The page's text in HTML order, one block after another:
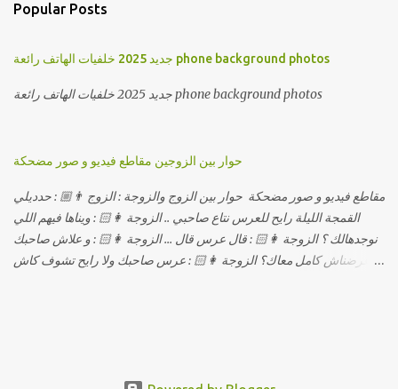
Popular Posts
جديد 2025 خلفيات الهاتف رائعة phone background photos
جديد 2025 خلفيات الهاتف رائعة phone background photos
حوار بين الزوجين مقاطع فيديو و صور مضحكة
مقاطع فيديو و صور مضحكة حوار بين الزوج والزوجة : الزوج 👨🏼 : حدديلي
القمجة الليلة رايح للعرس نتاع صاحبي .. الزوجة 👩🏻 : ويناها فيهم اللي
نوجدهالك ؟ الزوجة 👩🏻 : قال عرس قال ... الزوجة 👩🏻 : و علاش صاحبك
ماعرضناش كامل معاك؟ الزوجة 👩🏻 : عرس صاحبك ولا رايح تشوف كاش